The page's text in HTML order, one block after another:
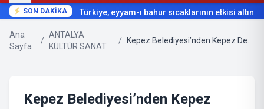
SON DAKİKA Türkiye, eyyam-ı bahur sıcaklarının etkisi altına
Ana
Sayfa
/
ANTALYA
KÜLTÜR SANAT
/
Kepez Belediyesi’nden Kepez